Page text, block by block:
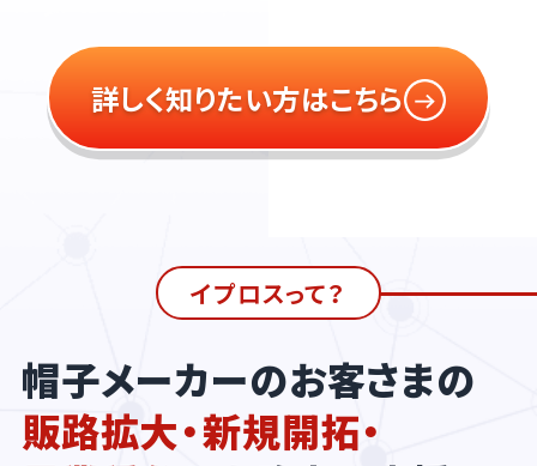
詳しく知りたい方はこちら
イプロスって？
帽子メーカーのお客さまの
販路拡大・新規開拓・